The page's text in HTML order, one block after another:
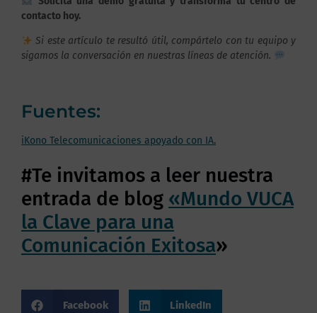
contacto hoy.
Si este artículo te resultó útil, compártelo con tu equipo y
sigamos la conversación en nuestras líneas de atención.
Fuentes:
iKono Telecomunicaciones apoyado con IA.
#Te invitamos a leer nuestra
entrada de blog «Mundo VUCA
la Clave para una
Comunicación Exitosa»
Facebook LinkedIn